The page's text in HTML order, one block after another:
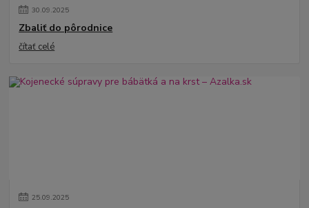
30.09.2025
Zbaliť do pôrodnice
čítať celé
25.09.2025